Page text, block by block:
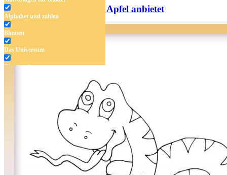
Alphabet und zahlen
Blumen
Das Universum
Dinosaurier
Halloween und Herbst
Märchen und Feen
Eine Schlange, die einen Apfel anbietet